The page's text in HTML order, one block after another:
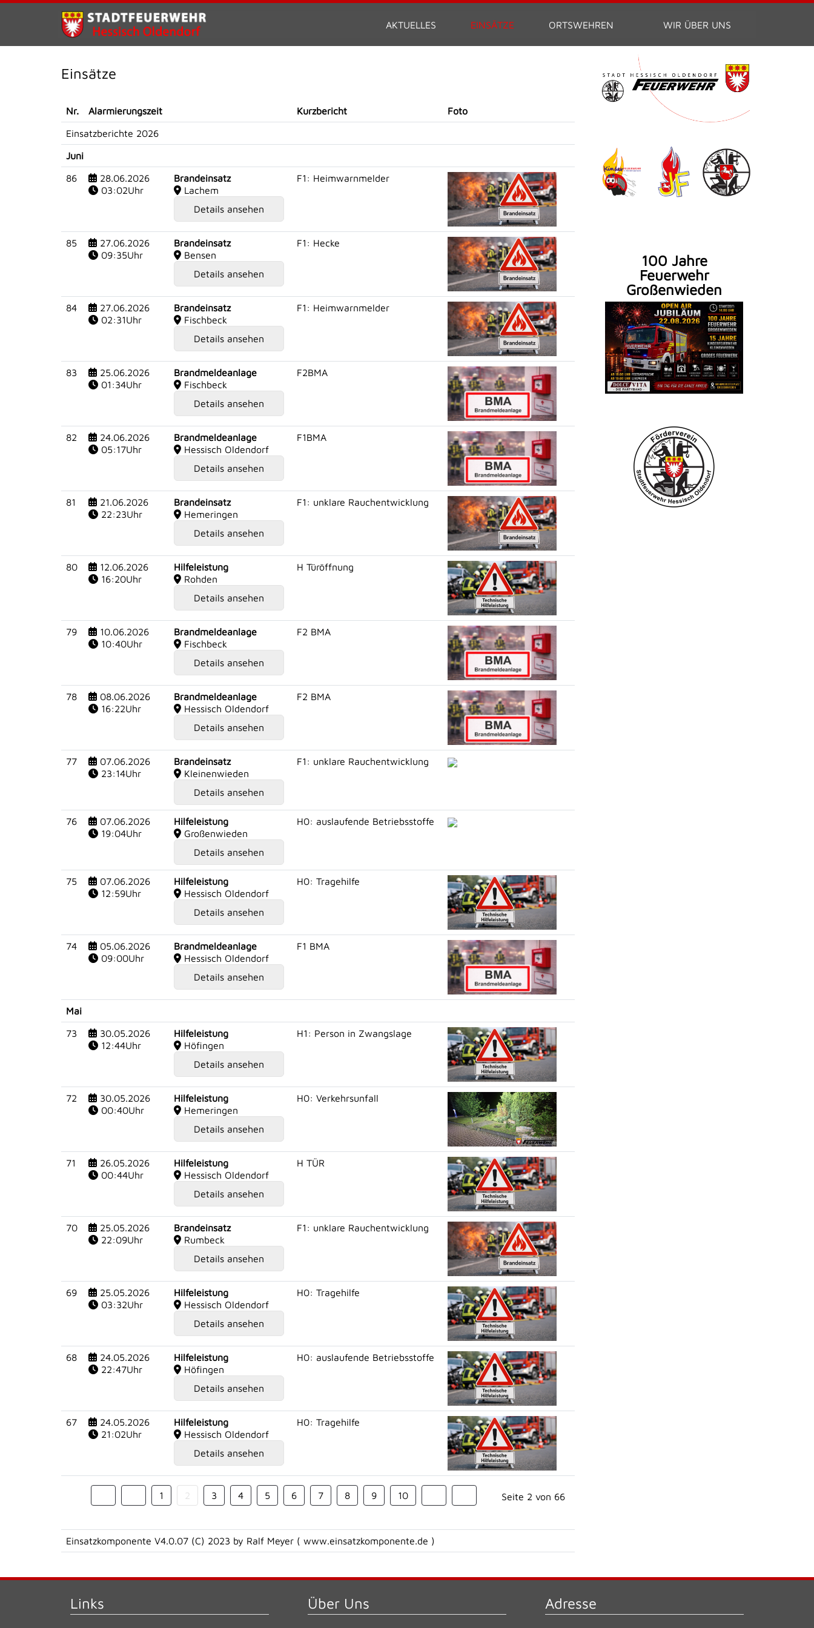
AKTUELLES EINSÄTZE ORTSWEHREN WIR ÜBER UNS
Einsätze
Nr. Alarmierungszeit Kurzbericht Foto
Einsatzberichte 2026
Juni
86
28.06.2026
03:02Uhr
Brandeinsatz
Lachem
Details ansehen
F1: Heimwarnmelder
85
27.06.2026
09:35Uhr
Brandeinsatz
Bensen
Details ansehen
F1: Hecke
84
27.06.2026
02:31Uhr
Brandeinsatz
Fischbeck
Details ansehen
F1: Heimwarnmelder
83
25.06.2026
01:34Uhr
Brandmeldeanlage
Fischbeck
Details ansehen
F2BMA
82
24.06.2026
05:17Uhr
Brandmeldeanlage
Hessisch Oldendorf
Details ansehen
F1BMA
81
21.06.2026
22:23Uhr
Brandeinsatz
Hemeringen
Details ansehen
F1: unklare Rauchentwicklung
80
12.06.2026
16:20Uhr
Hilfeleistung
Rohden
Details ansehen
H Türöffnung
79
10.06.2026
10:40Uhr
Brandmeldeanlage
Fischbeck
Details ansehen
F2 BMA
78
08.06.2026
16:22Uhr
Brandmeldeanlage
Hessisch Oldendorf
Details ansehen
F2 BMA
77
07.06.2026
23:14Uhr
Brandeinsatz
Kleinenwieden
Details ansehen
F1: unklare Rauchentwicklung
76
07.06.2026
19:04Uhr
Hilfeleistung
Großenwieden
Details ansehen
H0: auslaufende Betriebsstoffe
75
07.06.2026
12:59Uhr
Hilfeleistung
Hessisch Oldendorf
Details ansehen
H0: Tragehilfe
74
05.06.2026
09:00Uhr
Brandmeldeanlage
Hessisch Oldendorf
Details ansehen
F1 BMA
Mai
73
30.05.2026
12:44Uhr
Hilfeleistung
Höfingen
Details ansehen
H1: Person in Zwangslage
72
30.05.2026
00:40Uhr
Hilfeleistung
Hemeringen
Details ansehen
H0: Verkehrsunfall
71
26.05.2026
00:44Uhr
Hilfeleistung
Hessisch Oldendorf
Details ansehen
H TÜR
70
25.05.2026
22:09Uhr
Brandeinsatz
Rumbeck
Details ansehen
F1: unklare Rauchentwicklung
69
25.05.2026
03:32Uhr
Hilfeleistung
Hessisch Oldendorf
Details ansehen
H0: Tragehilfe
68
24.05.2026
22:47Uhr
Hilfeleistung
Höfingen
Details ansehen
H0: auslaufende Betriebsstoffe
67
24.05.2026
21:02Uhr
Hilfeleistung
Hessisch Oldendorf
Details ansehen
H0: Tragehilfe
Seite 2 von 66
1 2 3 4 5 6 7 8 9 10
Einsatzkomponente V4.0.07 (C) 2023 by Ralf Meyer ( www.einsatzkomponente.de )
100 Jahre
Feuerwehr
Großenwieden
Links Über Uns Adresse